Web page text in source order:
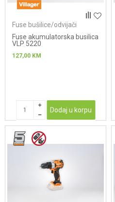
Fuse bušilice/odvijači
Fuse akumulatorska busilica
VLP 5220
127,00 KM
Dodaj u korpu